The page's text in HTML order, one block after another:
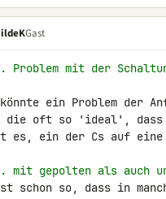
Gast
Problem mit der
könnte ein Problem der
die oft so 'ideal', dass
ein der Cs auf eine
mit gepolten als auch
schon so, dass in